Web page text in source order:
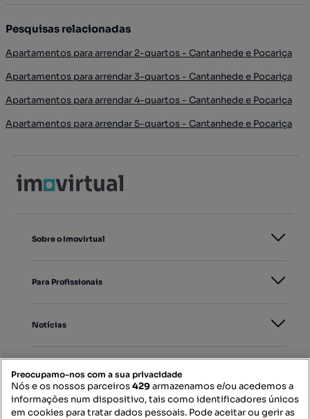
Pesquisas relacionadas
Apartamentos para arrendar 2-quartos - Cantanhede e Pocariça
Apartamentos para arrendar 3-quartos - Cantanhede e Pocariça
Apartamentos para arrendar 4-quartos - Cantanhede e Pocariça
Apartamentos para arrendar 5-quartos - Cantanhede e Pocariça
Sobre o Imovirtual
Para Profissionais
Notícias
Mapa do Site
Preocupamo-nos com a sua privacidade
Nós e os nossos parceiros429armazenamos e/ou acedemos a
informações num dispositivo, tais como identificadores únicos
em cookies para tratar dados pessoais. Pode aceitar ou gerir as